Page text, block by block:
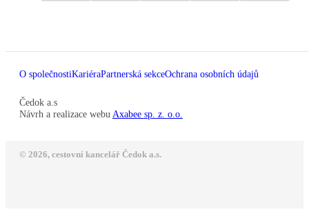
O společnostiKariéraPartnerská sekceOchrana osobních údajů
Čedok a.s
Návrh a realizace webu Axabee sp. z. o.o.
© 2026, cestovní kancelář Čedok a.s.